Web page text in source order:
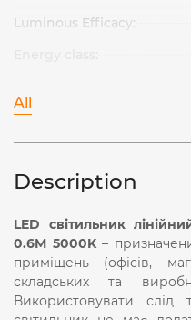
Luminous Efficacy:
All
Description
LED світильник
0.6М 5000K–
приміщень (офісів,
складських та
Використовувати